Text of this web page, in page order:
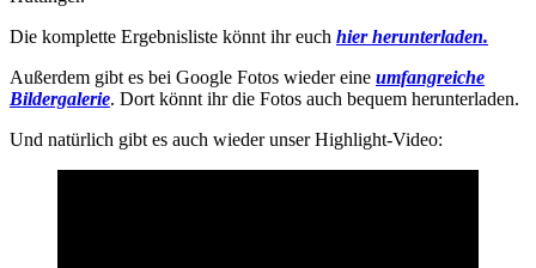
Die komplette Ergebnisliste könnt ihr euch hier herunterladen.
Außerdem gibt es bei Google Fotos wieder eine umfangreiche
Bildergalerie. Dort könnt ihr die Fotos auch bequem herunterladen.
Und natürlich gibt es auch wieder unser Highlight-Video: